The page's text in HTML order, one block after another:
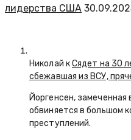
лидерства США
Николай кСядет на 30
сбежавшая из ВСУ,
Йоргенсен, замеченная
обвиняется в большом
преступлений.